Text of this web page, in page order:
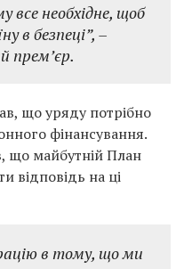
все необхідне, щоб
в безпеці”, –
прем’єр.
що уряду потрібно
фінансування.
що майбутній План
відповідь на ці
в тому, що ми